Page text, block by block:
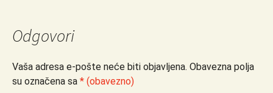
Odgovori
Vaša adresa e-pošte neće biti objavljena. Obavezna polja
su označena sa * (obavezno)